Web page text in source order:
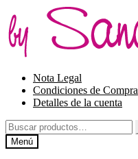
la
navegación
al
contenido
Nota Legal
Condiciones de Compra
Detalles de la cuenta
Buscar
por:Menú